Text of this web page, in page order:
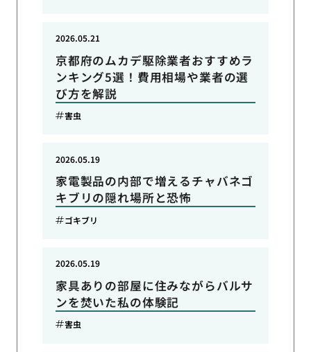
京都府のムカデ駆除業者おすすめラ
ンキング5選！費用相場や業者の選
び方を解説
2026.05.21
害虫
家電製品の内部で増えるチャバネゴ
キブリの隠れ場所と恐怖
2026.05.19
ゴキブリ
家具ありの部屋に住みながらバルサ
ンを焚いた私の体験記
2026.05.19
害虫